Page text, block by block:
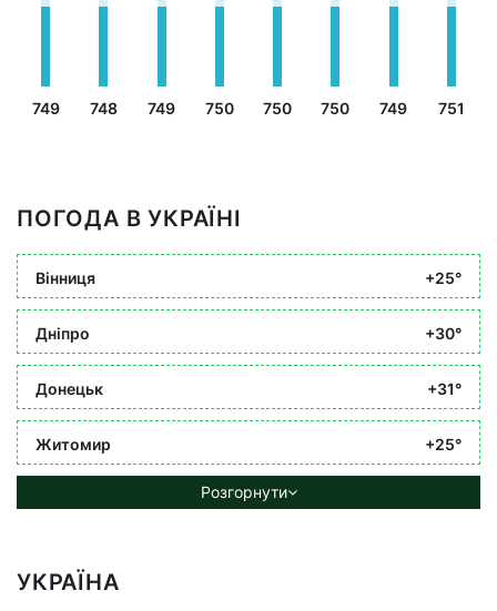
749 748 749 750 750 750 749 751
ПОГОДА В УКРАЇНІ
Вінниця +25°
Дніпро +30°
Донецьк +31°
Житомир +25°
Розгорнути
УКРАЇНА